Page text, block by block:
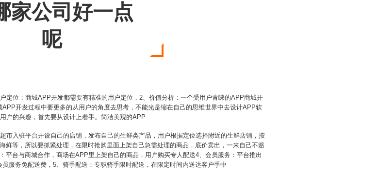
家公司好一点
呢
定位：商城APP开发都需要有精准的用户定位，2、价值分析：一个受用户青睐的APP商城开
开发过程中要更多的从用户的角度去思考，不能光是缩在自己的思维世界中去设计APP软
户的兴趣，首先要从设计上着手。简洁美观的APP
市入驻平台开设自己的店铺，发布自己的生鲜类产品，用户根据定位选择附近的生鲜店铺，按
鲜等，所以要抓紧处理，在限时抢购里面上架自己急需处理的商品，底价卖出，一来自己不赔
平台与商城合作，商场在APP里上架自己的商品，用户购买专人配送4、会员服务：平台推出
服务免配送费，5、骑手配送：专职骑手限时配送，在限定时间内送达客户手中